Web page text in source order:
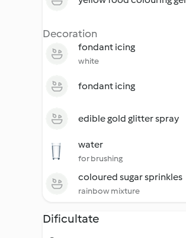
Decoration
fondant icing
white
fondant icing
edible gold glitter spray
water
for brushing
coloured sugar sprinkles
rainbow mixture
Dificultate